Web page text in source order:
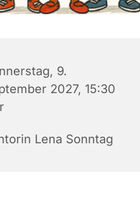
9.
2027, 15:30
Lena Sonntag